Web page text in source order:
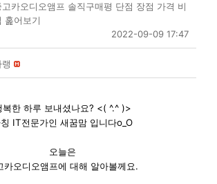
고카오디오앰프 솔직구매평 단점 장점 가격 비
훑어보기
2022-09-09 17:47
랭
복한 하루 보내셨나요? <( ^.^ )>
IT전문가인 새꿈맘 입니다o_O
오늘은
카오디오앰프에 대해 알아볼께요.